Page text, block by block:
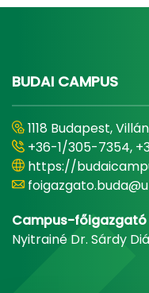
BUDAI CAMPUS
1118 Budapest,
+36-1/305-7354,
https://
Campus-főigazgató
Nyitrainé Dr. Sárdy